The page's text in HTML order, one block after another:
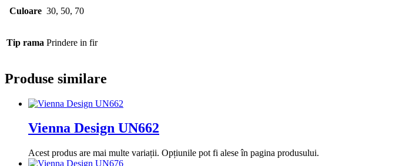
Culoare 30, 50, 70
Tip rama Prindere in fir
Produse similare
Vienna Design UN662
Acest produs are mai multe variații. Opțiunile pot fi alese în pagina produsului.